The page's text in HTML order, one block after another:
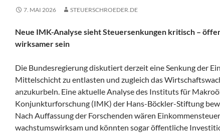
7. MAI 2026 STEUERSCHROEDER.DE
Neue IMK-Analyse sieht Steuersenkungen kritisch –
wirksamer sein
Die Bundesregierung diskutiert derzeit eine Senkung der
Mittelschicht zu entlasten und zugleich das
anzukurbeln. Eine aktuelle Analyse des Instituts für
Konjunkturforschung (IMK) der Hans-Böckler-Stiftung
Nach Auffassung der Forschenden wären
wachstumswirksam und könnten sogar öffentliche